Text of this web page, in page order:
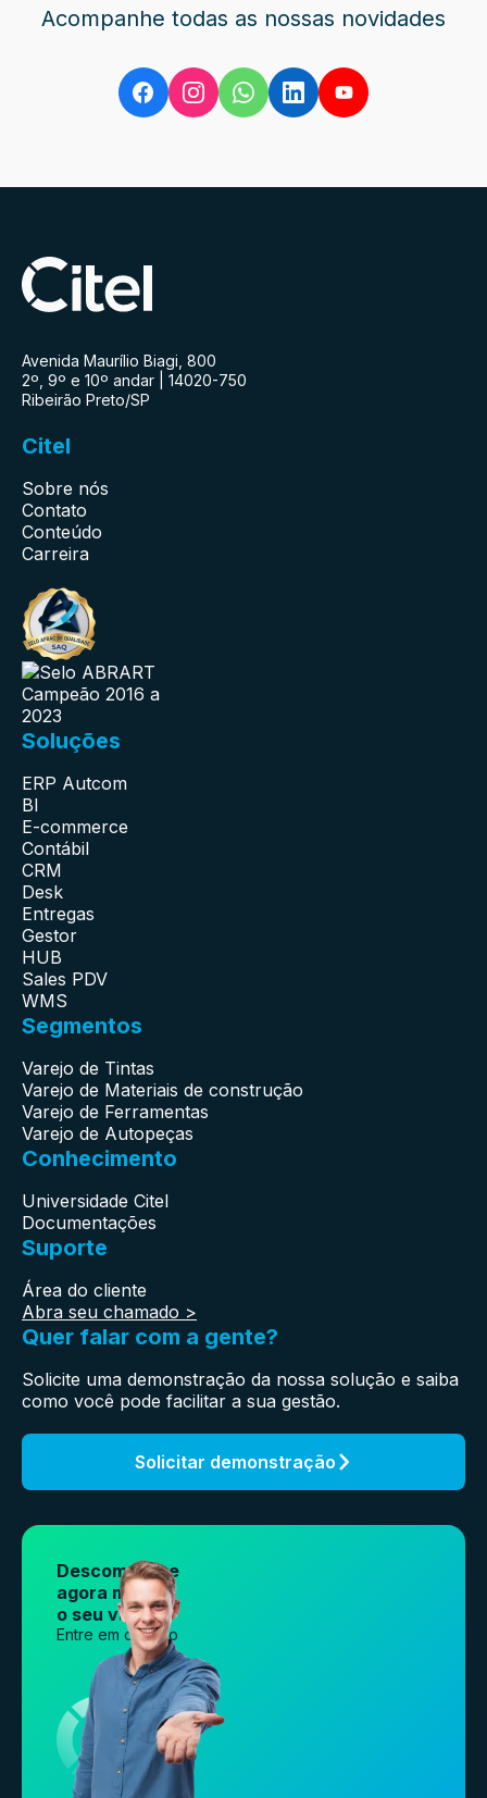
Acompanhe todas as nossas novidades
Avenida Maurílio Biagi, 800
2º, 9º e 10º andar | 14020-750
Ribeirão Preto/SP
Citel
Sobre nós
Contato
Conteúdo
Carreira
Soluções
ERP Autcom
BI
E-commerce
Contábil
CRM
Desk
Entregas
Gestor
HUB
Sales PDV
WMS
Segmentos
Varejo de Tintas
Varejo de Materiais de construção
Varejo de Ferramentas
Varejo de Autopeças
Conhecimento
Universidade Citel
Documentações
Suporte
Área do cliente
Abra seu chamado >
Quer falar com a gente?
Solicite uma demonstração da nossa solução e saiba
como você pode facilitar a sua gestão.
Solicitar demonstração
Descomplique
agora mesmo
o seu varejo.
Entre em contato